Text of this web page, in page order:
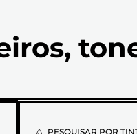
PESQUISAR POR